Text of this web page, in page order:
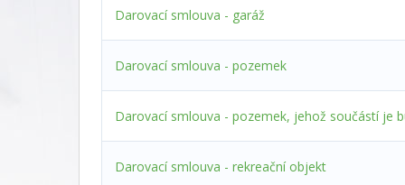
Darovací smlouva - garáž
Darovací smlouva - pozemek
Darovací smlouva - pozemek, jehož součástí je
Darovací smlouva - rekreační objekt